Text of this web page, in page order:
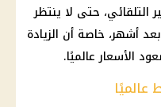
التلقائي، حتى لا ينتظر
أشهر، خاصة أن الزيادة
الأسعار عالميًا.
عالميًا